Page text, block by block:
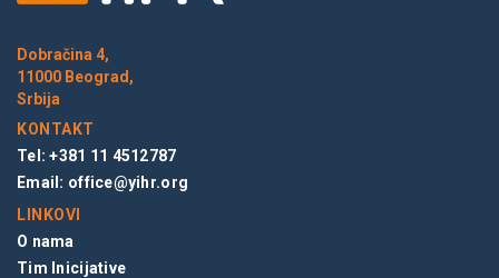
Dobračina 4,
11000 Beograd,
Srbija
KONTAKT
Tel: +381 11 4512787
Email: office@yihr.org
LINKOVI
O nama
Tim Inicijative